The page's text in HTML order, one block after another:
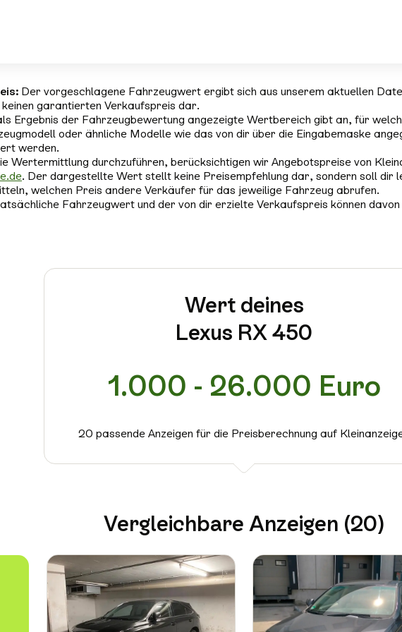
Der vorgeschlagene Fahrzeugwert ergibt sich aus unserem aktuellen
garantierten Verkaufspreis dar.
Ergebnis der Fahrzeugbewertung angezeigte Wertbereich gibt an, für
oder ähnliche Modelle wie das von dir über die Eingabemaske
werden.
Wertermittlung durchzuführen, berücksichtigen wir Angebotspreise von
. Der dargestellte Wert stellt keine Preisempfehlung dar, sondern soll dir
welchen Preis andere Verkäufer für das jeweilige Fahrzeug abrufen.
Fahrzeugwert und der von dir erzielte Verkaufspreis können
Wert deines
Lexus RX 450
1.000 - 26.000 Euro
20 passende Anzeigen für die Preisberechnung auf
Vergleichbare Anzeigen (20)